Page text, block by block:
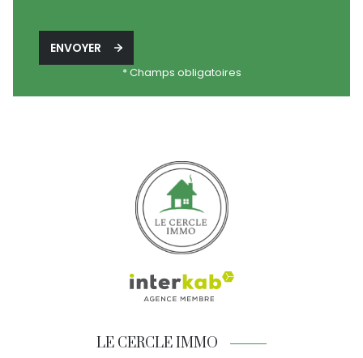
ENVOYER
* Champs obligatoires
LE CERCLE IMMO